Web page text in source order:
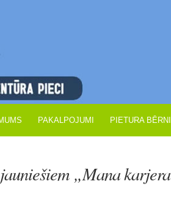
PAKALPOJUMI PIETURA
„Mana